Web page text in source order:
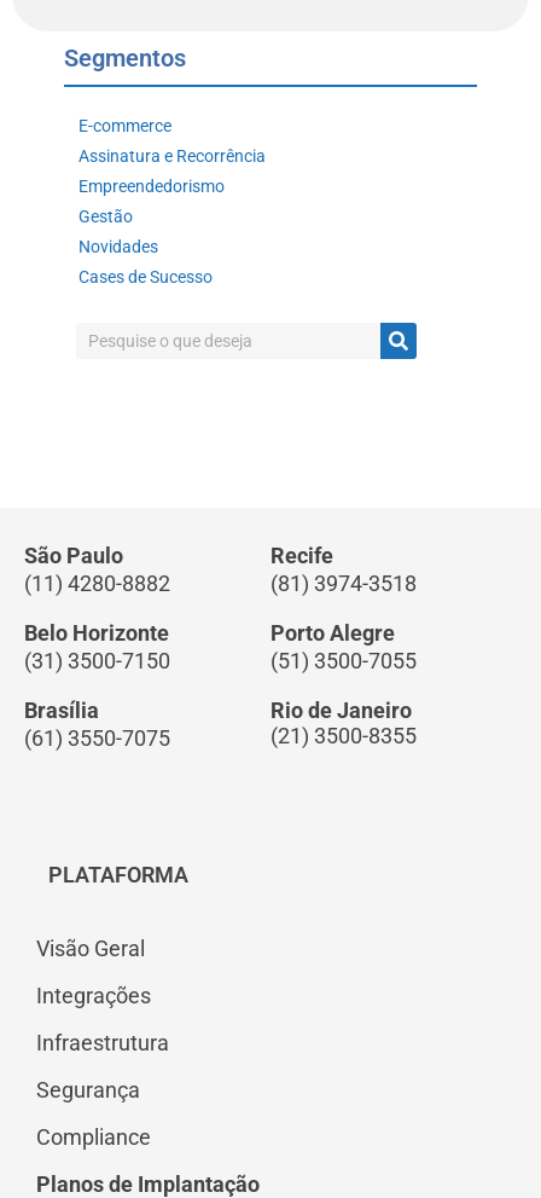
Segmentos
E-commerce
Assinatura e Recorrência
Empreendedorismo
Gestão
Novidades
Cases de Sucesso
São Paulo
(11) 4280-8882
Recife
(81) 3974-3518
Belo Horizonte
(31) 3500-7150
Porto Alegre
(51) 3500-7055
Brasília
(61) 3550-7075
Rio de Janeiro
(21) 3500-8355
PLATAFORMA
Visão Geral
Integrações
Infraestrutura
Segurança
Compliance
Planos de Implantação